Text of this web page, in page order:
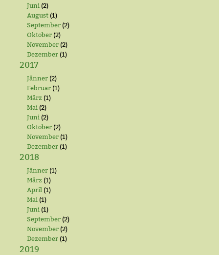
Juni (2)
August (1)
September (2)
Oktober (2)
November (2)
Dezember (1)
2017
Jänner (2)
Februar (1)
März (1)
Mai (2)
Juni (2)
Oktober (2)
November (1)
Dezember (1)
2018
Jänner (1)
März (1)
April (1)
Mai (1)
Juni (1)
September (2)
November (2)
Dezember (1)
2019